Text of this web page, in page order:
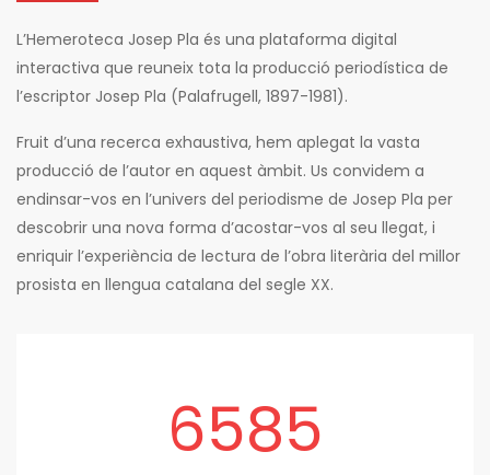
L’Hemeroteca Josep Pla és una plataforma digital
interactiva que reuneix tota la producció periodística de
l’escriptor Josep Pla (Palafrugell, 1897-1981).
Fruit d’una recerca exhaustiva, hem aplegat la vasta
producció de l’autor en aquest àmbit. Us convidem a
endinsar-vos en l’univers del periodisme de Josep Pla per
descobrir una nova forma d’acostar-vos al seu llegat, i
enriquir l’experiència de lectura de l’obra literària del millor
prosista en llengua catalana del segle XX.
6585